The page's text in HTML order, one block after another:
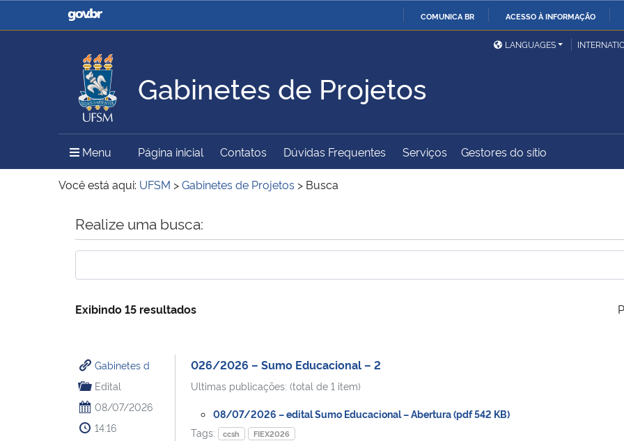
COMUNICA BR ACESSO À INFORMAÇÃO
Casa Civil
Ministério da Justiça e
Ministério da Defesa
Ministério das Relações
Exteriores
Ministério da Agricultura,
Pecuária e Abastecimento
Ministério da Educação Ministério da Cidadania
Ministério do Meio Ambiente Ministério do Turismo
Ministério do
Controladoria-Geral da
LANGUAGES
Gabinetes de Projetos
Menu Menu Principal do Sítio
Página inicial Contatos Dúvidas Frequentes Serviços Gestores do sítio
Você está aqui: UFSM >Gabinetes de Projetos > Busca
Início do conteúdo
Realize uma busca:
Exibindo 15 resultados
Gabinetes d
Edital
08/07/2026
14:16
026/2026 – Sumo Educacional – 2
Ultimas publicações: (total de 1 item)
08/07/2026 – edital Sumo Educacional – Abertura (pdf 542 KB)
Tags:
ccsh FIEX2026